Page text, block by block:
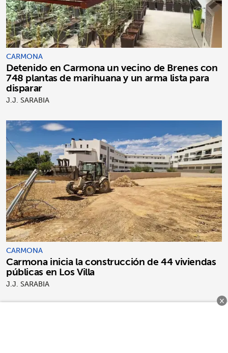
CARMONA
Detenido en Carmona un vecino de Brenes con
748 plantas de marihuana y un arma lista para
disparar
J.J. SARABIA
CARMONA
Carmona inicia la construcción de 44 viviendas
públicas en Los Villa
J.J. SARABIA
×